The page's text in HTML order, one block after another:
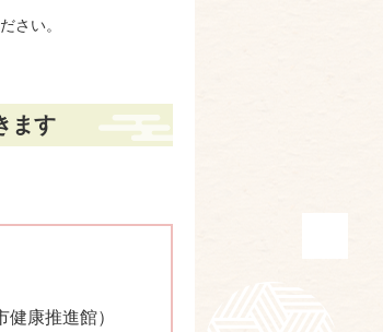
さい。
ます
康推進館）